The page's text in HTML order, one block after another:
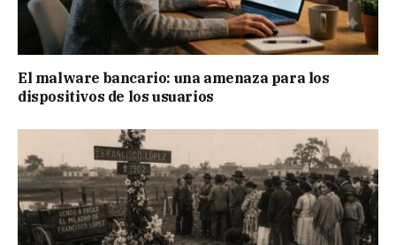
El malware bancario: una amenaza para los
dispositivos de los usuarios